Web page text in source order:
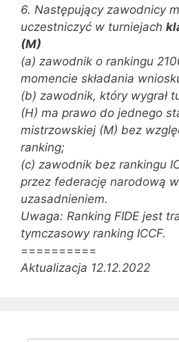
6. Następujący zawodnicy
uczestniczyć w turniejach
(M)
(a) zawodnik o rankingu
momencie składania
(b) zawodnik, który wygrał
(H) ma prawo do jednego
mistrzowskiej (M) bez
ranking;
(c) zawodnik bez rankingu
przez federację narodową
uzasadnieniem.
Uwaga: Ranking FIDE jest
tymczasowy ranking ICCF.
==========
Aktualizacja 12.12.2022